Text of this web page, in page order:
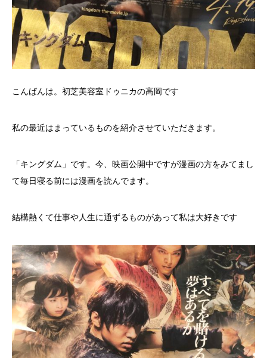
こんばんは。初芝美容室ドゥニカの高岡です
私の最近はまっているものを紹介させていただきます。
「キングダム」です。今、映画公開中ですが漫画の方をみてまし
て毎日寝る前には漫画を読んでます。
結構熱くて仕事や人生に通ずるものがあって私は大好きです